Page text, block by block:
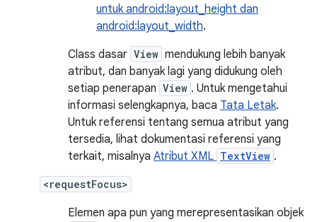
untuk android:layout_height dan
android:layout_width.
Class dasar View mendukung lebih banyak
atribut, dan banyak lagi yang didukung oleh
setiap penerapan View . Untuk mengetahui
informasi selengkapnya, baca Tata Letak.
Untuk referensi tentang semua atribut yang
tersedia, lihat dokumentasi referensi yang
terkait, misalnya Atribut XML TextView .
<requestFocus>
Elemen apa pun yang merepresentasikan objek